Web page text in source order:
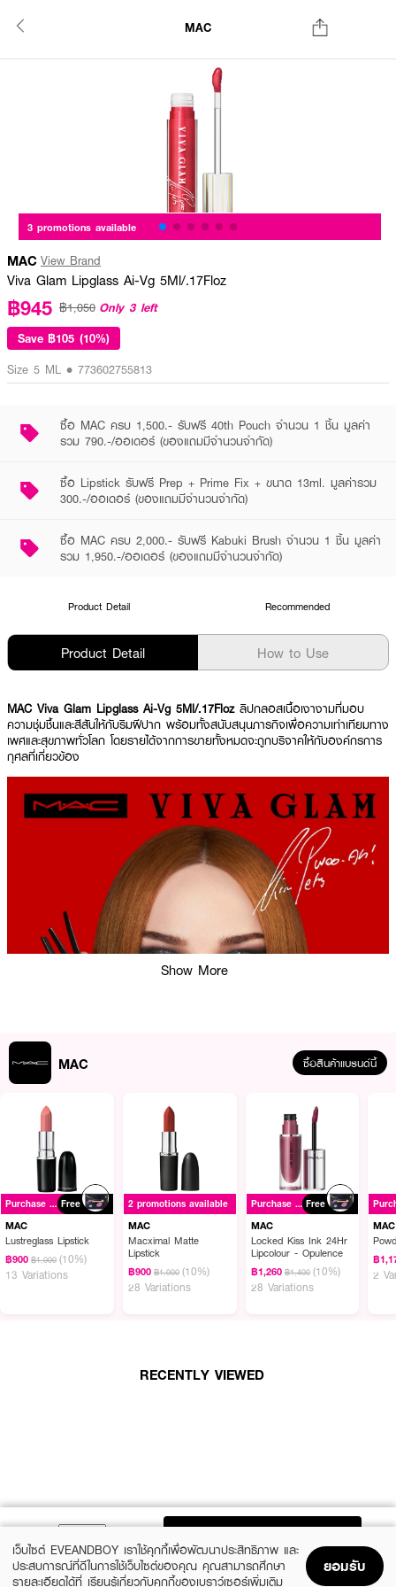
MAC
3 promotions available
MAC View Brand
Viva Glam Lipglass Ai-Vg 5Ml/.17Floz
฿945 ฿1,050 Only 3 left
Save ฿105 (10%)
Size 5 ML • 773602755813
ซื้อ MAC ครบ 1,500.- รับฟรี 40th Pouch จำนวน 1 ชิ้น มูลค่า
รวม 790.-/ออเดอร์ (ของแถมมีจำนวนจำกัด)
ซื้อ Lipstick รับฟรี Prep + Prime Fix + ขนาด 13ml. มูลค่ารวม
300.-/ออเดอร์ (ของแถมมีจำนวนจำกัด)
ซื้อ MAC ครบ 2,000.- รับฟรี Kabuki Brush จำนวน 1 ชิ้น มูลค่า
รวม 1,950.-/ออเดอร์ (ของแถมมีจำนวนจำกัด)
Product Detail Recommended
Product Detail How to Use
MAC Viva Glam Lipglass Ai-Vg 5Ml/.17Floz ลิปกลอสเนื้อเงางามที่มอบ
ความชุ่มชื้นและสีสันให้กับริมฝีปาก พร้อมทั้งสนับสนุนภารกิจเพื่อความเท่าเทียมทาง
เพศและสุขภาพทั่วโลก โดยรายได้จากการขายทั้งหมดจะถูกบริจาคให้กับองค์กรการ
กุศลที่เกี่ยวข้อง
ผลลัพธ์ที่ได้ :
MAC Viva Glam Lipglass Ai-Vg 5Ml/.17Floz
ลิปกลอสเนื้อเงางามที่มอบ
ความชุ่มชื้นและสีสันให้กับริมฝีปาก พร้อมทั้งสนับสนุนภารกิจเพื่อความเท่าเทียมทาง
เพศและสุขภาพทั่วโลก โดยรายได้จากการขายทั้งหมดจะถูกบริจาคให้กับองค์กรการ
กุศลที่เกี่ยวข้อง
· เนื้อสัมผัสบางเบา ไม่เหนียวเหนอะหนะ
ช่วยให้ริมฝีปากนุ่มชุ่มชื้นตลอดวัน
Show More
MAC ซื้อสินค้าแบรนด์นี้
Purchase ฿1500+ Free
MAC
Lustreglass Lipstick
฿900 ฿1,000 (10%)
13 Variations
2 promotions available
MAC
Macximal Matte
Lipstick
฿900 ฿1,000 (10%)
28 Variations
Purchase ฿1500+ Free
MAC
Locked Kiss Ink 24Hr
Lipcolour - Opulence
฿1,260 ฿1,400 (10%)
28 Variations
MAC
฿
2
RECENTLY VIEWED
เว็บไซต์ EVEANDBOY เราใช้คุกกี้เพื่อพัฒนาประสิทธิภาพ และ
ประสบการณ์ที่ดีในการใช้เว็บไซต์ของคุณ คุณสามารถศึกษา
รายละเอียดได้ที่ เรียนรู้เกี่ยวกับคุกกี้ของเบราว์เซอร์เพิ่มเติม
ยอมรับ